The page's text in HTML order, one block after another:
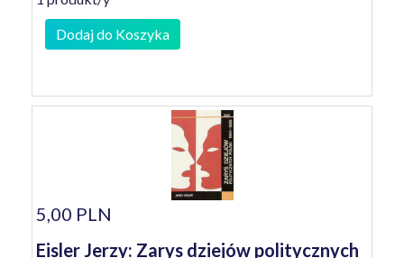
Dodaj do Koszyka
5,00 PLN
Eisler Jerzy: Zarys dziejów politycznych